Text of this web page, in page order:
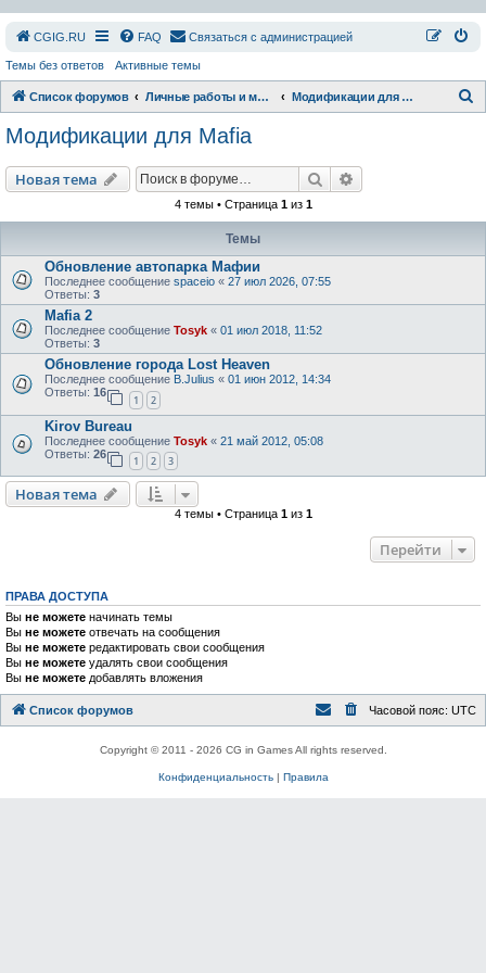
СGIG.RU FAQ Связаться с администрацией
Темы без ответов Активные темы
Список форумов Личные работы и модификации Модификации для Mafia
Модификации для Mafia
Новая тема Поиск
4 темы • Страница 1из 1
Темы
Обновление автопарка Мафии
Последнее сообщение spaceio « 27 июл 2026, 07:55
Ответы: 3
Mafia 2
Последнее сообщение Tosyk « 01 июл 2018, 11:52
Ответы: 3
Обновление города Lost Heaven
Последнее сообщение B.Julius « 01 июн 2012, 14:34
Ответы: 16
1 2
Kirov Bureau
Последнее сообщение Tosyk « 21 май 2012, 05:08
Ответы: 26
1 2 3
Новая тема
4 темы • Страница 1из 1
Перейти
ПРАВА ДОСТУПА
Вы не можете начинать темы
Вы не можете отвечать на сообщения
Вы не можете редактировать свои сообщения
Вы не можете удалять свои сообщения
Вы не можете добавлять вложения
Список форумов Часовой пояс: UTC
Copyright © 2011 - 2026 CG in Games All rights reserved.
Конфиденциальность| Правила